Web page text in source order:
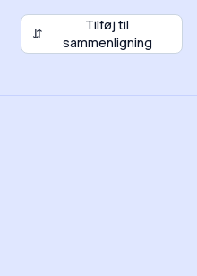
⇵
Tilføj til
sammenligning